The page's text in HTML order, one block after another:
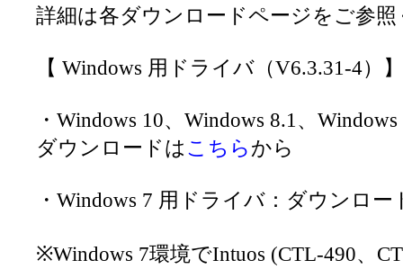
詳細は各ダウンロードページをご参
【 Windows 用ドライバ（V6.3.31-4）】
・Windows 10、Windows 8.1、
ダウンロードはこちらから
・Windows 7 用ドライバ：ダウンロー
※Windows 7環境でIntuos (CTL-490、